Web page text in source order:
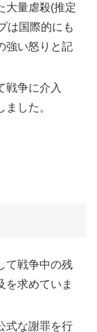
大量虐殺(推定
は国際的にも
強い怒りと記
戦争に介入
した。
て戦争中の残
を求めていま
式な謝罪を行